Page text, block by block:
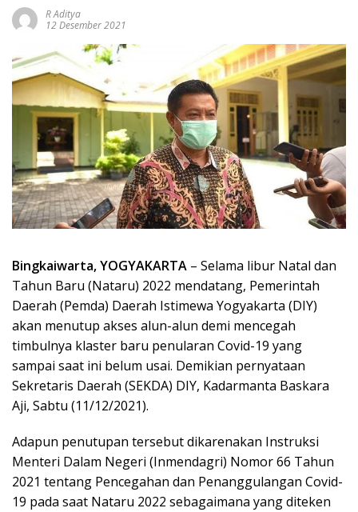
R Aditya
12 Desember 2021
Bingkaiwarta, YOGYAKARTA – Selama libur Natal dan
Tahun Baru (Nataru) 2022 mendatang, Pemerintah
Daerah (Pemda) Daerah Istimewa Yogyakarta (DIY)
akan menutup akses alun-alun demi mencegah
timbulnya klaster baru penularan Covid-19 yang
sampai saat ini belum usai. Demikian pernyataan
Sekretaris Daerah (SEKDA) DIY, Kadarmanta Baskara
Aji, Sabtu (11/12/2021).
Adapun penutupan tersebut dikarenakan Instruksi
Menteri Dalam Negeri (Inmendagri) Nomor 66 Tahun
2021 tentang Pencegahan dan Penanggulangan Covid-
19 pada saat Nataru 2022 sebagaimana yang diteken